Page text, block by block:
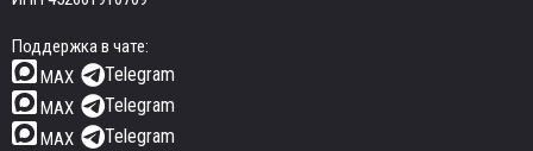
Поддержка в чате:
MAX
Telegram
MAX Telegram
MAX Telegram